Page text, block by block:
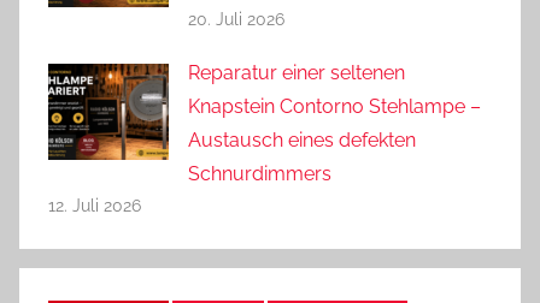
20. Juli 2026
Reparatur einer seltenen
Knapstein Contorno Stehlampe –
Austausch eines defekten
Schnurdimmers
12. Juli 2026